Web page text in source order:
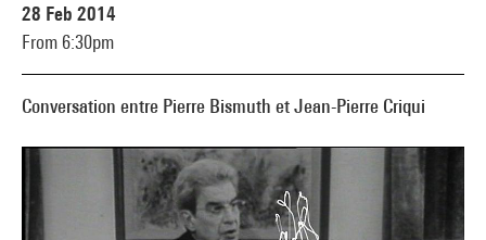
Conversation entre Pierre Bismuth et Jean-Pierre Criqui
28 Feb 2014
From 6:30pm